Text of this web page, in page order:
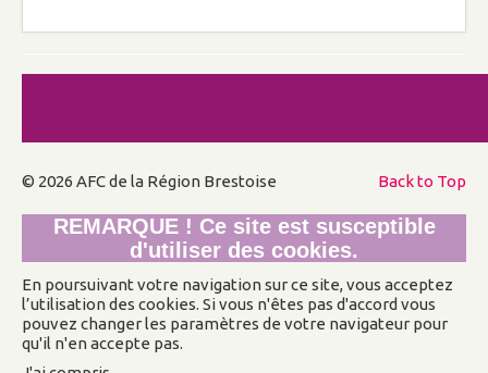
Comptes rendus des événements passés
Brun
Liste des prochains événements
Back to Top
© 2026 AFC de la Région Brestoise
REMARQUE ! Ce site est susceptible
d'utiliser des cookies.
En poursuivant votre navigation sur ce site, vous acceptez
l’utilisation des cookies. Si vous n'êtes pas d'accord vous
pouvez changer les paramètres de votre navigateur pour
qu'il n'en accepte pas.